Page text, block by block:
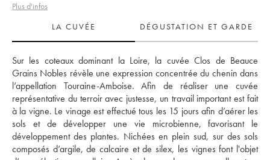
Plus d'infos
LA CUVÉE
DÉGUSTATION ET GARDE
Sur les coteaux dominant la Loire, la cuvée Clos de Beauce
Grains Nobles révèle une expression concentrée du chenin dans
l’appellation Touraine-Amboise. Afin de réaliser une cuvée
représentative du terroir avec justesse, un travail important est fait
à la vigne. Le vinage est effectué tous les 15 jours afin d’aérer les
sols et de développer une vie microbienne, favorisant le
développement des plantes. Nichées en plein sud, sur des sols
composés d’argile, de calcaire et de silex, les vignes font l'objet